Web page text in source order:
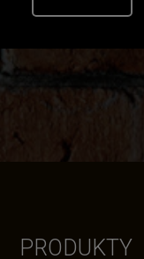
PRODUKTY